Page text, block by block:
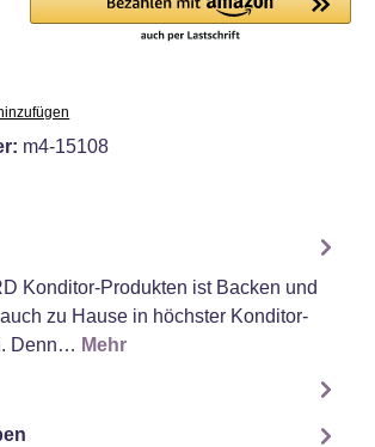
m4-15108
Konditor-Produkten ist Backen und
zu Hause in höchster Konditor-
Denn… Mehr